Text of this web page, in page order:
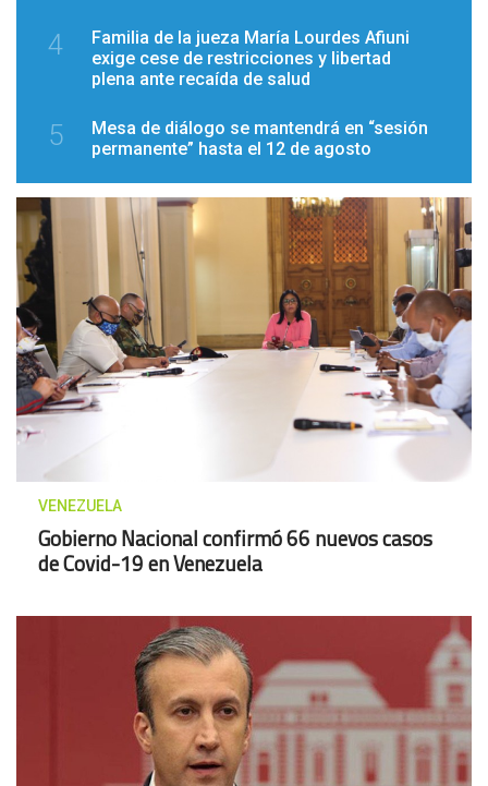
4
Familia de la jueza María Lourdes Afiuni
exige cese de restricciones y libertad
plena ante recaída de salud
5
Mesa de diálogo se mantendrá en “sesión
permanente” hasta el 12 de agosto
VENEZUELA
Gobierno Nacional confirmó 66 nuevos casos
de Covid-19 en Venezuela